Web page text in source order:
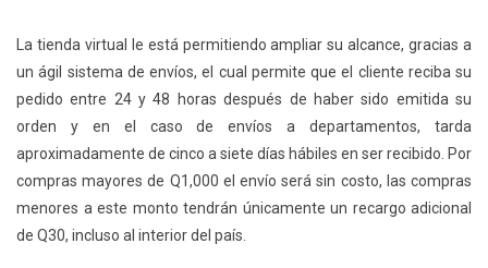
La tienda virtual le está permitiendo ampliar su alcance, gracias a
un ágil sistema de envíos, el cual permite que el cliente reciba su
pedido entre 24 y 48 horas después de haber sido emitida su
orden y en el caso de envíos a departamentos, tarda
aproximadamente de cinco a siete días hábiles en ser recibido. Por
compras mayores de Q1,000 el envío será sin costo, las compras
menores a este monto tendrán únicamente un recargo adicional
de Q30, incluso al interior del país.